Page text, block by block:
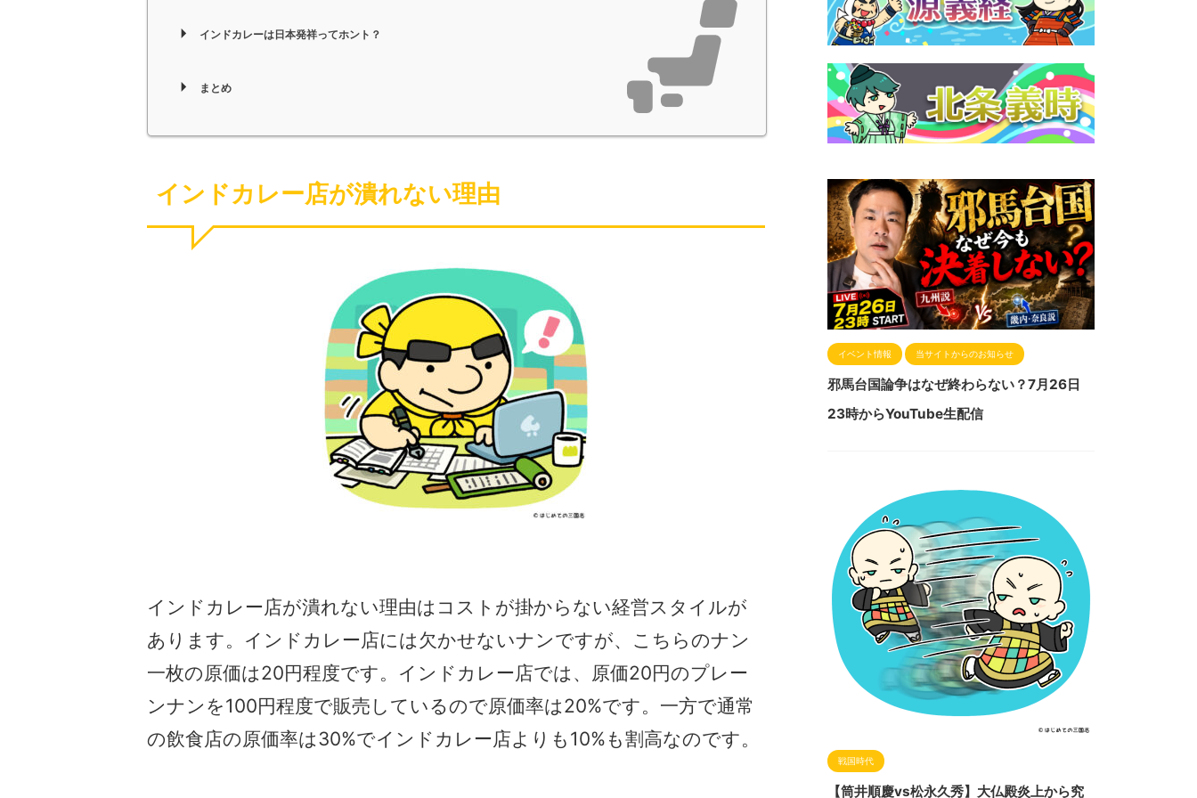
インドカレーは日本発祥ってホント？
まとめ
インドカレー店が潰れない理由
インドカレー店が潰れない理由はコストが掛からない経営スタイルが
あります。インドカレー店には欠かせないナンですが、こちらのナン
一枚の原価は20円程度です。インドカレー店では、原価20円のプレー
ンナンを100円程度で販売しているので原価率は20%です。一方で通常
の飲食店の原価率は30%でインドカレー店よりも10%も割高なのです。
イベント情報 当サイトからのお知らせ
邪馬台国論争はなぜ終わらない？7月26日
23時からYouTube生配信
戦国時代
【筒井順慶vs松永久秀】大仏殿炎上から究